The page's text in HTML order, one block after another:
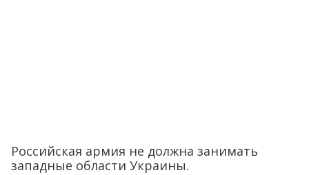
Российская армия не должна занимать
западные области Украины.